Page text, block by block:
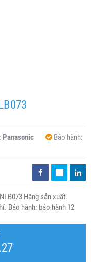
Panasonic
Bảo hành:
Hãng sản xuất:
Bảo hành: bảo hành 12